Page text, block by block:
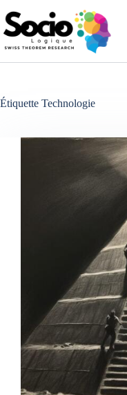
au
contenu
Étiquette Technologie